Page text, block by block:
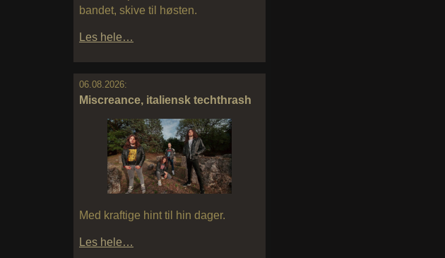
bandet, skive til høsten.
Les hele…
06.08.2026:
Miscreance, italiensk techthrash
Med kraftige hint til hin dager.
Les hele…